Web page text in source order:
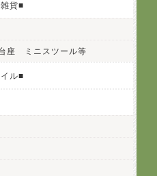
貨■
座 ミニスツール等
ル■